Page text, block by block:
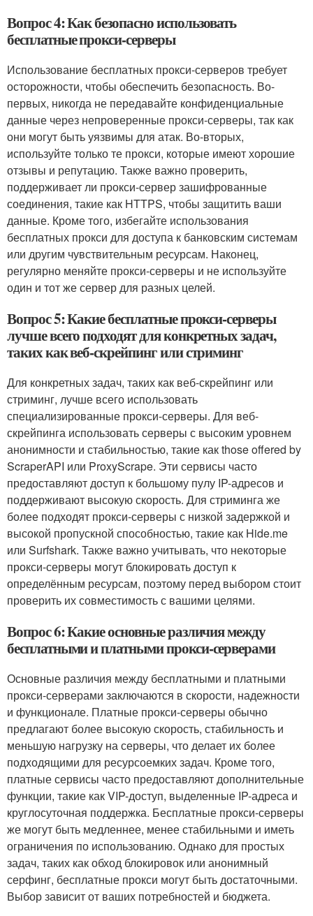
Вопрос 4: Как безопасно использовать
бесплатные прокси-серверы
Использование бесплатных прокси-серверов требует
осторожности, чтобы обеспечить безопасность. Во-
первых, никогда не передавайте конфиденциальные
данные через непроверенные прокси-серверы, так как
они могут быть уязвимы для атак. Во-вторых,
используйте только те прокси, которые имеют хорошие
отзывы и репутацию. Также важно проверить,
поддерживает ли прокси-сервер зашифрованные
соединения, такие как HTTPS, чтобы защитить ваши
данные. Кроме того, избегайте использования
бесплатных прокси для доступа к банковским системам
или другим чувствительным ресурсам. Наконец,
регулярно меняйте прокси-серверы и не используйте
один и тот же сервер для разных целей.
Вопрос 5: Какие бесплатные прокси-серверы
лучше всего подходят для конкретных задач,
таких как веб-скрейпинг или стриминг
Для конкретных задач, таких как веб-скрейпинг или
стриминг, лучше всего использовать
специализированные прокси-серверы. Для веб-
скрейпинга использовать серверы с высоким уровнем
анонимности и стабильностью, такие как those offered by
ScraperAPI или ProxyScrape. Эти сервисы часто
предоставляют доступ к большому пулу IP-адресов и
поддерживают высокую скорость. Для стриминга же
более подходят прокси-серверы с низкой задержкой и
высокой пропускной способностью, такие как Hide.me
или Surfshark. Также важно учитывать, что некоторые
прокси-серверы могут блокировать доступ к
определённым ресурсам, поэтому перед выбором стоит
проверить их совместимость с вашими целями.
Вопрос 6: Какие основные различия между
бесплатными и платными прокси-серверами
Основные различия между бесплатными и платными
прокси-серверами заключаются в скорости, надежности
и функционале. Платные прокси-серверы обычно
предлагают более высокую скорость, стабильность и
меньшую нагрузку на серверы, что делает их более
подходящими для ресурсоемких задач. Кроме того,
платные сервисы часто предоставляют дополнительные
функции, такие как VIP-доступ, выделенные IP-адреса и
круглосуточная поддержка. Бесплатные прокси-серверы
же могут быть медленнее, менее стабильными и иметь
ограничения по использованию. Однако для простых
задач, таких как обход блокировок или анонимный
серфинг, бесплатные прокси могут быть достаточными.
Выбор зависит от ваших потребностей и бюджета.